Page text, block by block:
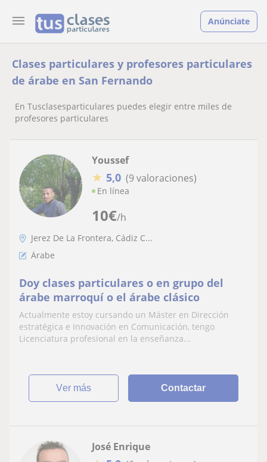
Anúnciate
Clases particulares y profesores particulares
de árabe en San Fernando
En Tusclasesparticulares puedes elegir entre miles de
profesores particulares
10€/h
Youssef
★ 5,0 (9 valoraciones)
En línea
Jerez De La Frontera, Cádiz C...
Árabe
Doy clases particulares o en grupo del
árabe marroquí o el árabe clásico
Actualmente estoy cursando un Máster en Dirección
estratégica e Innovación en Comunicación, tengo
Licenciatura profesional en la enseñanza...
ver más Contactar
José Enrique